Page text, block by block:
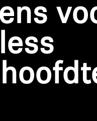
accessoires